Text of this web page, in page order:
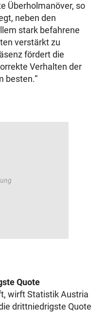
Überholmanöver, so
neben den
stark befahrene
verstärkt zu
fördert die
Verhalten der
besten.“
Quote
wirft Statistik Austria
drittniedrigste Quote